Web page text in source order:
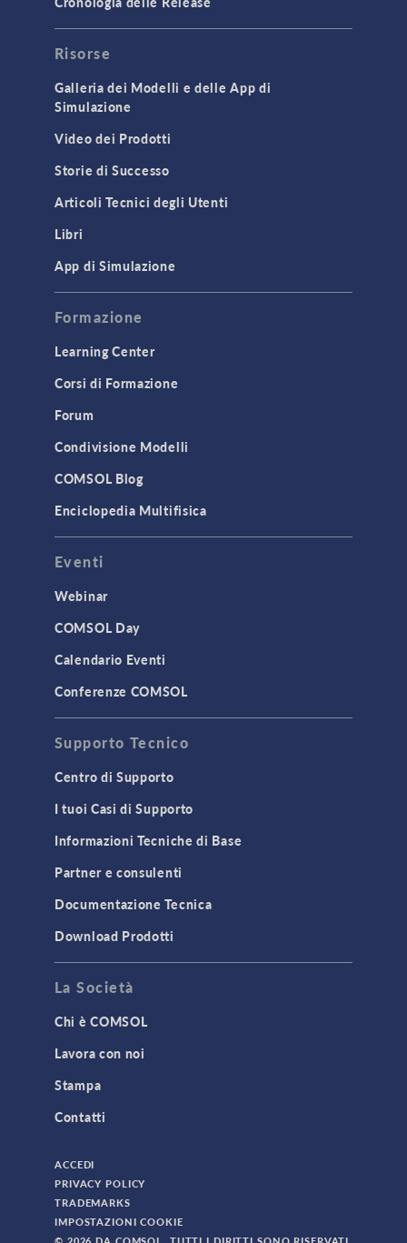
Risorse
Galleria dei Modelli e delle App di
Simulazione
Video dei Prodotti
Storie di Successo
Articoli Tecnici degli Utenti
Libri
App di Simulazione
Formazione
Learning Center
Corsi di Formazione
Forum
Condivisione Modelli
COMSOL Blog
Enciclopedia Multifisica
Eventi
Webinar
COMSOL Day
Calendario Eventi
Conferenze COMSOL
Supporto Tecnico
Centro di Supporto
I tuoi Casi di Supporto
Informazioni Tecniche di Base
Partner e consulenti
Documentazione Tecnica
Download Prodotti
La Società
Chi è COMSOL
Lavora con noi
Stampa
Contatti
ACCEDI
PRIVACY POLICY
TRADEMARKS
IMPOSTAZIONI COOKIE